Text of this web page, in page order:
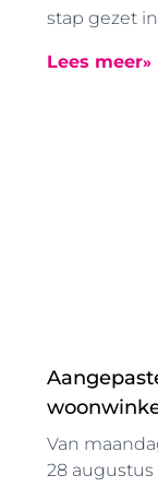
stap gezet
boorpalen
Lees meer
Van
28